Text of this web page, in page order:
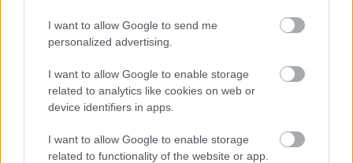
I want to allow Google to send me
personalized advertising.
I want to allow Google to enable storage
related to analytics like cookies on web or
device identifiers in apps.
I want to allow Google to enable storage
related to functionality of the website or app.
WhatsappRedditShare
Email